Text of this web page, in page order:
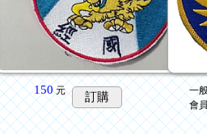
150元 訂購 一
會